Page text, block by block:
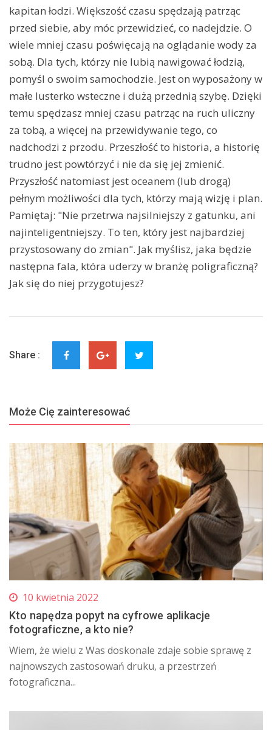
kapitan łodzi. Większość czasu spędzają patrząc
przed siebie, aby móc przewidzieć, co nadejdzie. O
wiele mniej czasu poświęcają na oglądanie wody za
sobą. Dla tych, którzy nie lubią nawigować łodzią,
pomyśl o swoim samochodzie. Jest on wyposażony w
małe lusterko wsteczne i dużą przednią szybę. Dzięki
temu spędzasz mniej czasu patrząc na ruch uliczny
za tobą, a więcej na przewidywanie tego, co
nadchodzi z przodu. Przeszłość to historia, a historię
trudno jest powtórzyć i nie da się jej zmienić.
Przyszłość natomiast jest oceanem (lub drogą)
pełnym możliwości dla tych, którzy mają wizję i plan.
Pamiętaj: "Nie przetrwa najsilniejszy z gatunku, ani
najinteligentniejszy. To ten, który jest najbardziej
przystosowany do zmian". Jak myślisz, jaka będzie
następna fala, która uderzy w branżę poligraficzną?
Jak się do niej przygotujesz?
Share :
Może Cię zainteresować
10 kwietnia 2022
Kto napędza popyt na cyfrowe aplikacje
fotograficzne, a kto nie?
Wiem, że wielu z Was doskonale zdaje sobie sprawę z
najnowszych zastosowań druku, a przestrzeń
fotograficzna...